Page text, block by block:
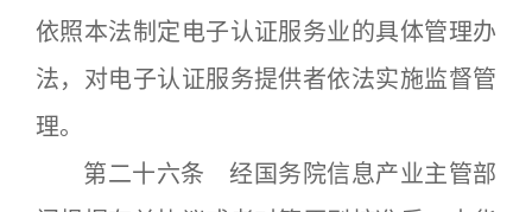
依照本法制定电子认证服务业的具体管理办
法，对电子认证服务提供者依法实施监督管
理。
第二十六条 经国务院信息产业主管部